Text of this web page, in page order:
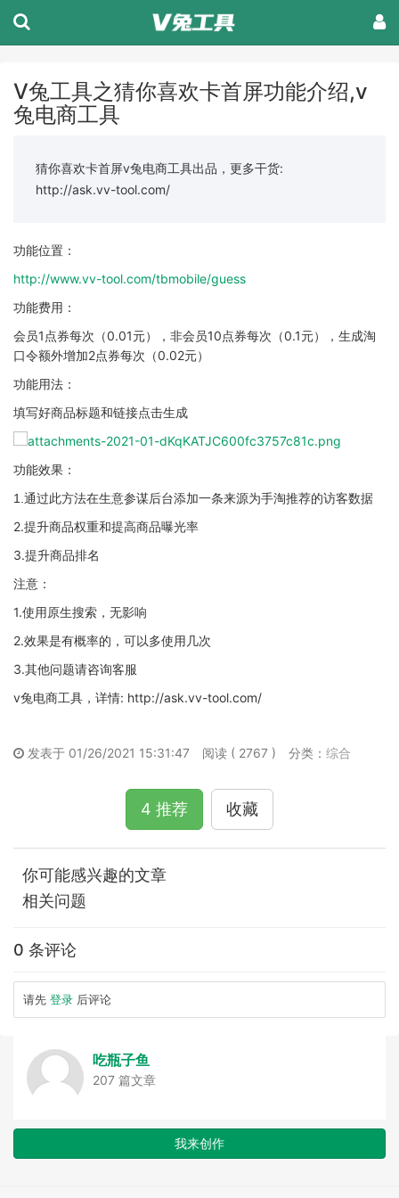
V兔工具之猜你喜欢卡首屏功能介绍,v
兔电商工具
猜你喜欢卡首屏v兔电商工具出品，更多干货:
http://ask.vv-tool.com/
功能位置：
http://www.vv-tool.com/tbmobile/guess
功能费用：
会员1点券每次（0.01元），非会员10点券每次（0.1元），生成淘
口令额外增加2点券每次（0.02元）
功能用法：
填写好商品标题和链接点击生成
功能效果：
1.通过此方法在生意参谋后台添加一条来源为手淘推荐的访客数据
2.提升商品权重和提高商品曝光率
3.提升商品排名
注意：
1.使用原生搜索，无影响
2.效果是有概率的，可以多使用几次
3.其他问题请咨询客服
v兔电商工具，详情: http://ask.vv-tool.com/
发表于 01/26/2021 15:31:47 阅读 ( 2767 ) 分类： 综合
4 推荐 收藏
你可能感兴趣的文章
相关问题
0 条评论
请先 登录 后评论
吃瓶子鱼
207 篇文章
我来创作